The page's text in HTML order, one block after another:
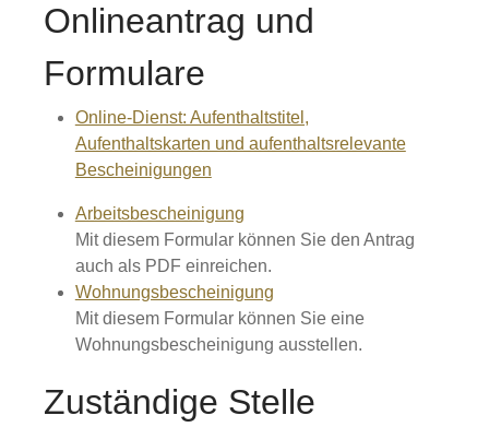
Onlineantrag und
Formulare
Online-Dienst: Aufenthaltstitel,
Aufenthaltskarten und aufenthaltsrelevante
Bescheinigungen
Arbeitsbescheinigung
Mit diesem Formular können Sie den Antrag
auch als PDF einreichen.
Wohnungsbescheinigung
Mit diesem Formular können Sie eine
Wohnungsbescheinigung ausstellen.
Zuständige Stelle